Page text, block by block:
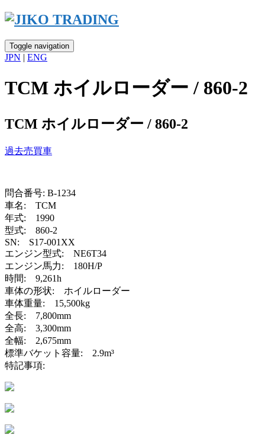
Skip
content
Toggle navigation
JPN | ENG
TCM ホイルローダー / 860-2
TCM ホイルローダー / 860-2
過去売買車
問合番号: B-1234
車名: TCM
年式: 1990
型式: 860-2
SN: S17-001XX
エンジン型式: NE6T34
エンジン馬力: 180H/P
時間: 9,261h
車体の形状: ホイルローダー
車体重量: 15,500kg
全長: 7,800mm
全高: 3,300mm
全幅: 2,675mm
標準バケット容量: 2.9m³
特記事項: